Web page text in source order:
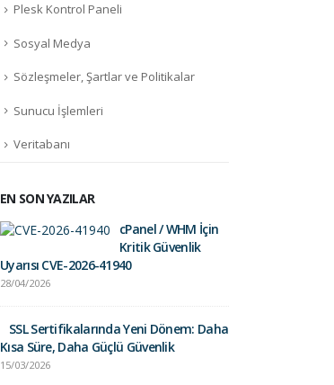
Plesk Kontrol Paneli
Sosyal Medya
Sözleşmeler, Şartlar ve Politikalar
Sunucu İşlemleri
Veritabanı
EN SON YAZILAR
cPanel / WHM İçin
Kritik Güvenlik
Uyarısı CVE-2026-41940
28/04/2026
SSL Sertifikalarında Yeni Dönem: Daha
Kısa Süre, Daha Güçlü Güvenlik
15/03/2026